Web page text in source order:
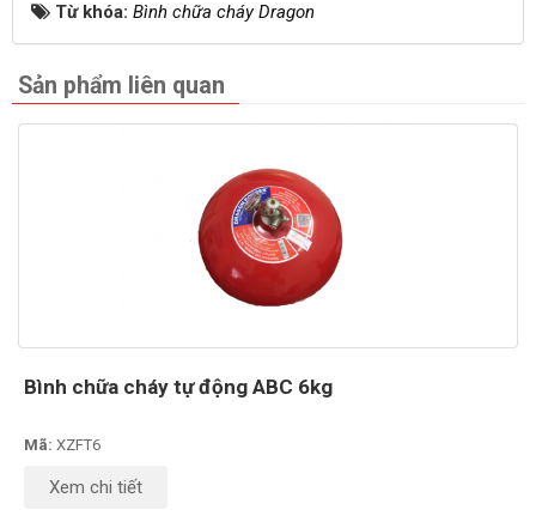
Từ khóa: Bình chữa cháy Dragon
Sản phẩm liên quan
Bình chữa cháy tự động ABC 6kg
Mã: XZFT6
Xem chi tiết